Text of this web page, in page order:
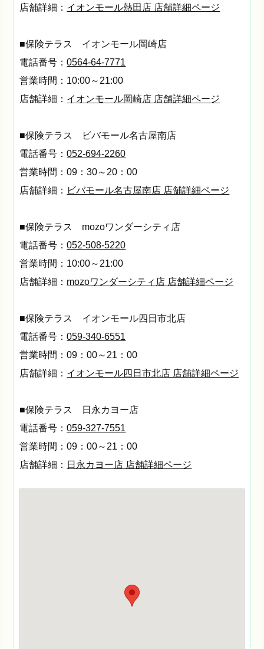
店舗詳細： イオンモール熱田店 店舗詳細ページ
■保険テラス イオンモール岡崎店
電話番号：0564-64-7771
営業時間：10:00～21:00
店舗詳細： イオンモール岡崎店 店舗詳細ページ
■保険テラス ビバモール名古屋南店
電話番号：052-694-2260
営業時間：09：30～20：00
店舗詳細： ビバモール名古屋南店 店舗詳細ページ
■保険テラス mozoワンダーシティ店
電話番号：052-508-5220
営業時間：10:00～21:00
店舗詳細： mozoワンダーシティ店 店舗詳細ページ
■保険テラス イオンモール四日市北店
電話番号：059-340-6551
営業時間：09：00～21：00
店舗詳細： イオンモール四日市北店 店舗詳細ページ
■保険テラス 日永カヨー店
電話番号：059-327-7551
営業時間：09：00～21：00
店舗詳細： 日永カヨー店 店舗詳細ページ